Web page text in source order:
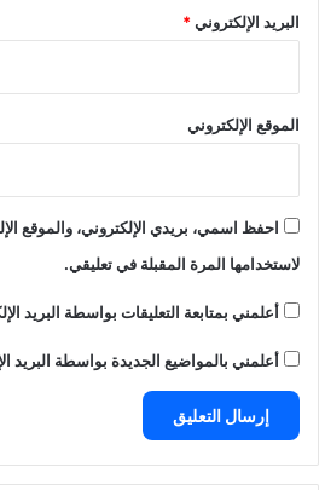
البريد الإلكتروني*
الموقع الإلكتروني
احفظ اسمي، بريدي الإلكتروني، والموقع
لاستخدامها المرة المقبلة في تعليقي.
أعلمني بمتابعة التعليقات بواسطة البريد
أعلمني بالمواضيع الجديدة بواسطة البريد